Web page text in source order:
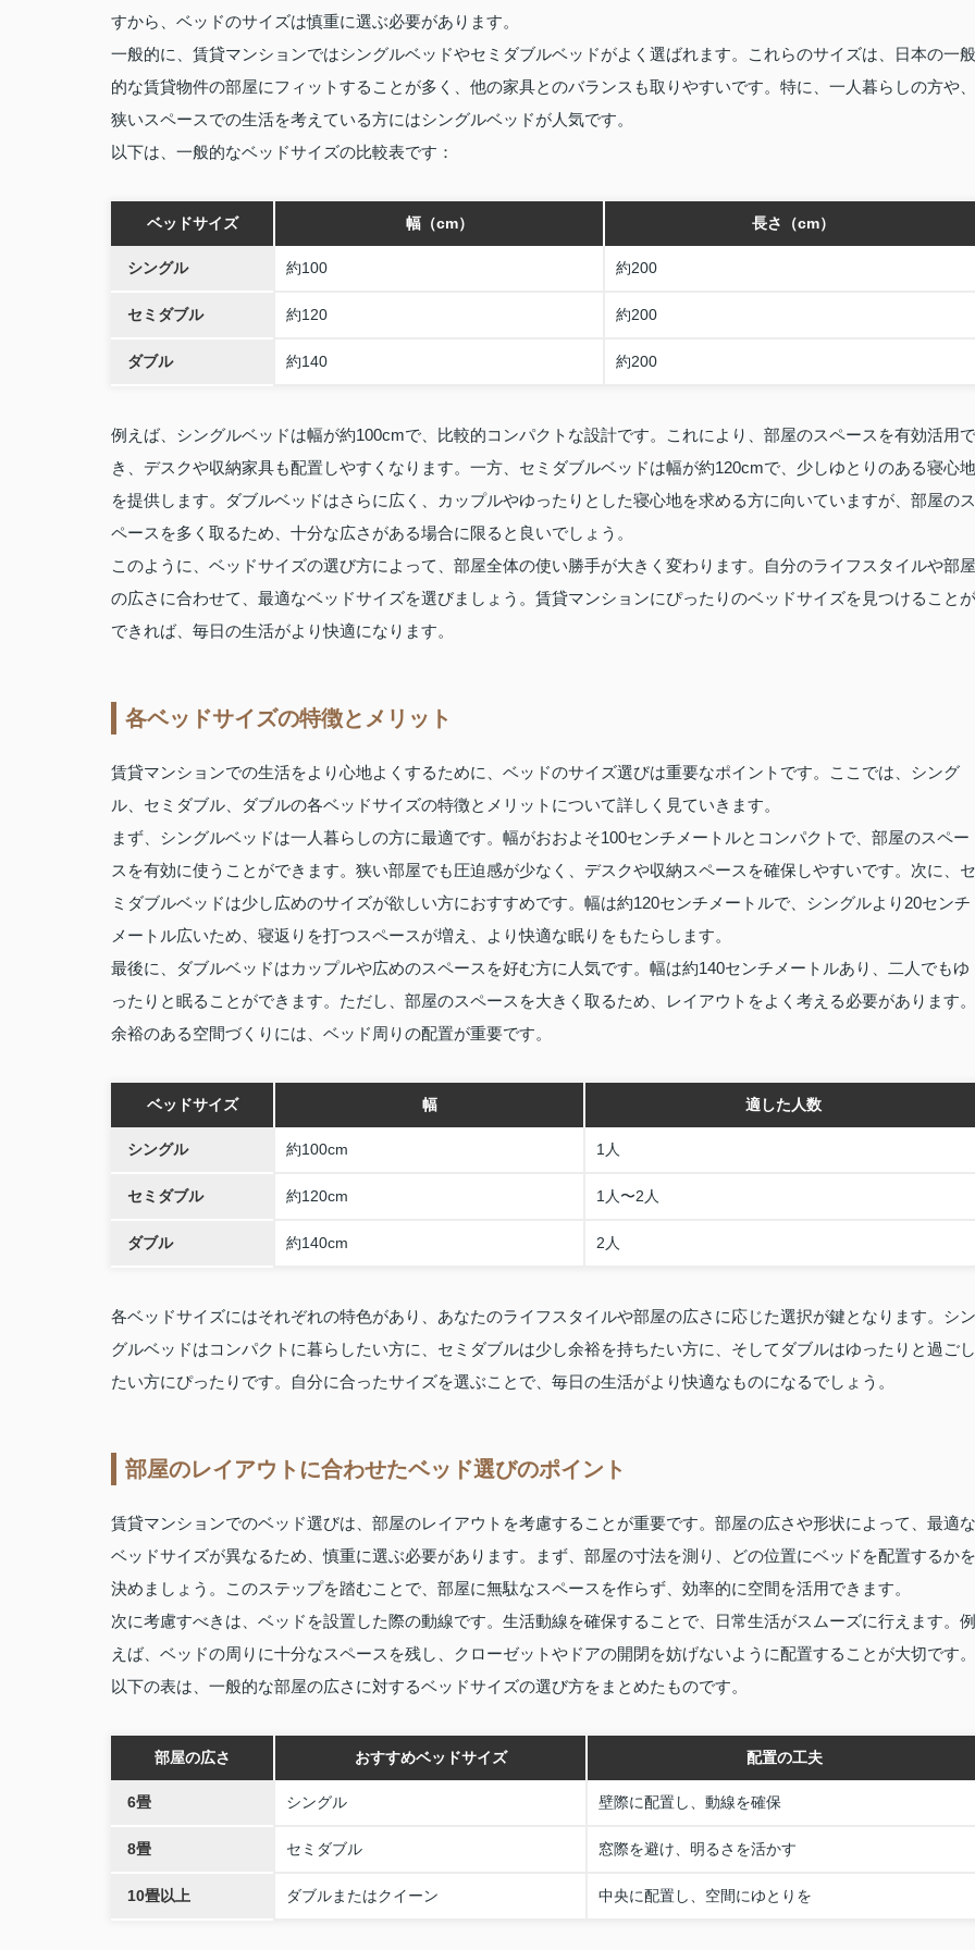
すから、ベッドのサイズは慎重に選ぶ必要があります。
一般的に、賃貸マンションではシングルベッドやセミダブルベッドがよく選ばれます。これらのサイズは、日本の一般
的な賃貸物件の部屋にフィットすることが多く、他の家具とのバランスも取りやすいです。特に、一人暮らしの方や、
狭いスペースでの生活を考えている方にはシングルベッドが人気です。
以下は、一般的なベッドサイズの比較表です：
ベッドサイズ 幅（cm） 長さ（cm）
シングル 約100 約200
セミダブル 約120 約200
ダブル 約140 約200
例えば、シングルベッドは幅が約100cmで、比較的コンパクトな設計です。これにより、部屋のスペースを有効活用で
き、デスクや収納家具も配置しやすくなります。一方、セミダブルベッドは幅が約120cmで、少しゆとりのある寝心地
を提供します。ダブルベッドはさらに広く、カップルやゆったりとした寝心地を求める方に向いていますが、部屋のス
ペースを多く取るため、十分な広さがある場合に限ると良いでしょう。
このように、ベッドサイズの選び方によって、部屋全体の使い勝手が大きく変わります。自分のライフスタイルや部屋
の広さに合わせて、最適なベッドサイズを選びましょう。賃貸マンションにぴったりのベッドサイズを見つけることが
できれば、毎日の生活がより快適になります。
各ベッドサイズの特徴とメリット
賃貸マンションでの生活をより心地よくするために、ベッドのサイズ選びは重要なポイントです。ここでは、シング
ル、セミダブル、ダブルの各ベッドサイズの特徴とメリットについて詳しく見ていきます。
まず、シングルベッドは一人暮らしの方に最適です。幅がおおよそ100センチメートルとコンパクトで、部屋のスペー
スを有効に使うことができます。狭い部屋でも圧迫感が少なく、デスクや収納スペースを確保しやすいです。次に、セ
ミダブルベッドは少し広めのサイズが欲しい方におすすめです。幅は約120センチメートルで、シングルより20センチ
メートル広いため、寝返りを打つスペースが増え、より快適な眠りをもたらします。
最後に、ダブルベッドはカップルや広めのスペースを好む方に人気です。幅は約140センチメートルあり、二人でもゆ
ったりと眠ることができます。ただし、部屋のスペースを大きく取るため、レイアウトをよく考える必要があります。
余裕のある空間づくりには、ベッド周りの配置が重要です。
ベッドサイズ 幅 適した人数
シングル 約100cm 1人
セミダブル 約120cm 1人〜2人
ダブル 約140cm 2人
各ベッドサイズにはそれぞれの特色があり、あなたのライフスタイルや部屋の広さに応じた選択が鍵となります。シン
グルベッドはコンパクトに暮らしたい方に、セミダブルは少し余裕を持ちたい方に、そしてダブルはゆったりと過ごし
たい方にぴったりです。自分に合ったサイズを選ぶことで、毎日の生活がより快適なものになるでしょう。
部屋のレイアウトに合わせたベッド選びのポイント
賃貸マンションでのベッド選びは、部屋のレイアウトを考慮することが重要です。部屋の広さや形状によって、最適な
ベッドサイズが異なるため、慎重に選ぶ必要があります。まず、部屋の寸法を測り、どの位置にベッドを配置するかを
決めましょう。このステップを踏むことで、部屋に無駄なスペースを作らず、効率的に空間を活用できます。
次に考慮すべきは、ベッドを設置した際の動線です。生活動線を確保することで、日常生活がスムーズに行えます。例
えば、ベッドの周りに十分なスペースを残し、クローゼットやドアの開閉を妨げないように配置することが大切です。
以下の表は、一般的な部屋の広さに対するベッドサイズの選び方をまとめたものです。
部屋の広さ おすすめベッドサイズ 配置の工夫
6畳 シングル 壁際に配置し、動線を確保
8畳 セミダブル 窓際を避け、明るさを活かす
10畳以上 ダブルまたはクイーン 中央に配置し、空間にゆとりを